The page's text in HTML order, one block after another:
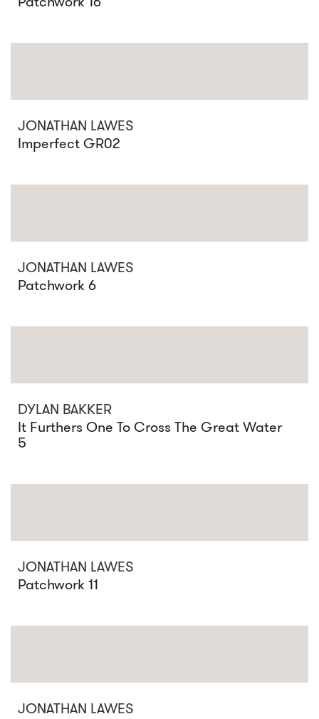
JONATHAN LAWES
Imperfect GR02
JONATHAN LAWES
Patchwork 6
DYLAN BAKKER
It Furthers One To Cross The Great Water
5
JONATHAN LAWES
Patchwork 11
JONATHAN LAWES